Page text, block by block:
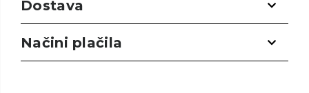
Dostava
Načini plačila